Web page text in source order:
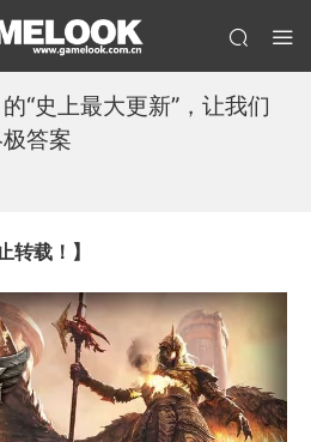
“史上最大更新”，让我们
答案
转载！】